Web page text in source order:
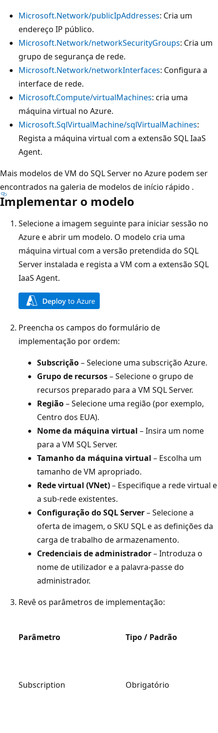
Microsoft.Network/publicIpAddresses: Cria um
endereço IP público.
Microsoft.Network/networkSecurityGroups: Cria um
grupo de segurança de rede.
Microsoft.Network/networkInterfaces: Configura a
interface de rede.
Microsoft.Compute/virtualMachines: cria uma
máquina virtual no Azure.
Microsoft.SqlVirtualMachine/sqlVirtualMachines:
Regista a máquina virtual com a extensão SQL IaaS
Agent.
Mais modelos de VM do SQL Server no Azure podem ser
encontrados na galeria de modelos de início rápido .
Implementar o modelo
Selecione a imagem seguinte para iniciar sessão no
Azure e abrir um modelo. O modelo cria uma
máquina virtual com a versão pretendida do SQL
Server instalada e regista a VM com a extensão SQL
IaaS Agent.
Preencha os campos do formulário de
implementação por ordem:
Subscrição– Selecione uma subscrição Azure.
Grupo de recursos– Selecione o grupo de
recursos preparado para a VM SQL Server.
Região– Selecione uma região (por exemplo,
Centro dos EUA).
Nome da máquina virtual – Insira um nome
para a VM SQL Server.
Tamanho da máquina virtual – Escolha um
tamanho de VM apropriado.
Rede virtual (VNet)– Especifique a rede virtual e
a sub-rede existentes.
Configuração do SQL Server– Selecione a
oferta de imagem, o SKU SQL e as definições da
carga de trabalho de armazenamento.
Credenciais de administrador– Introduza o
nome de utilizador e a palavra-passe do
administrador.
Revê os parâmetros de implementação:
Parâmetro Tipo / Padrão
Subscription Obrigatório